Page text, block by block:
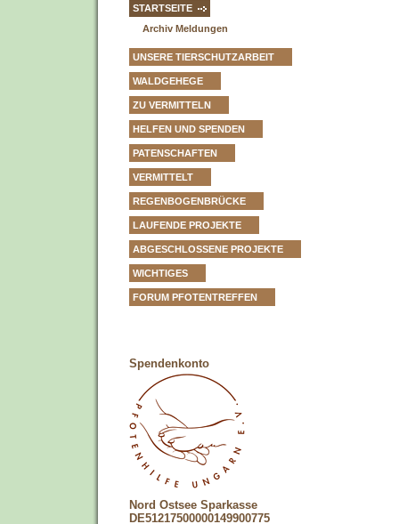
STARTSEITE
Archiv Meldungen
UNSERE TIERSCHUTZARBEIT
WALDGEHEGE
ZU VERMITTELN
HELFEN UND SPENDEN
PATENSCHAFTEN
VERMITTELT
REGENBOGENBRÜCKE
LAUFENDE PROJEKTE
ABGESCHLOSSENE PROJEKTE
WICHTIGES
FORUM PFOTENTREFFEN
Spendenkonto
Nord Ostsee Sparkasse
DE51217500000149900775